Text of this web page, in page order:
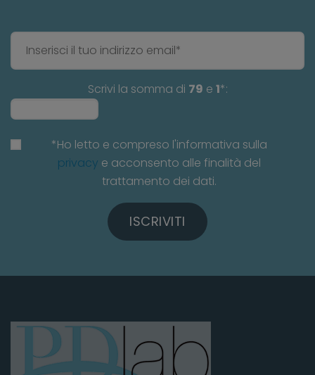
Scrivi la somma di 79 e 1*:
*Ho letto e compreso l'informativa sulla
privacy e acconsento alle finalità del
trattamento dei dati.
ISCRIVITI